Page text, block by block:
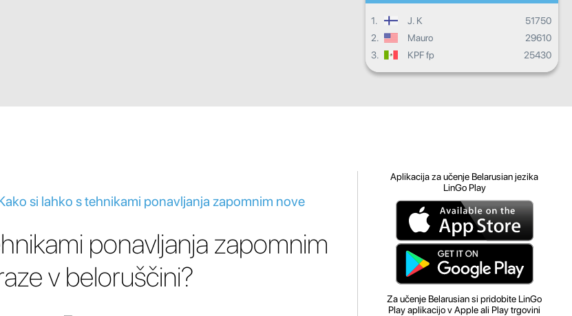
1. J. K
51750
2.
Mauro
29610
3.
KPF fp 25430
si lahko s tehnikami ponavljanja zapomnim nove
ponavljanja zapomnim
v beloruščini?
Aplikacija za učenje Belarusian jezika
LinGo Play
Za učenje Belarusian si pridobite LinGo
Play aplikacijo v Apple ali Play trgovini